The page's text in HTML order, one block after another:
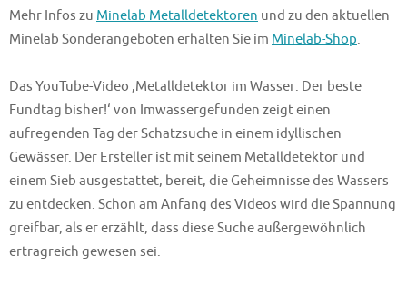
Mehr Infos zu Minelab Metalldetektoren und zu den aktuellen
Minelab Sonderangeboten erhalten Sie im Minelab-Shop.
Das YouTube-Video ‚Metalldetektor im Wasser: Der beste
Fundtag bisher!‘ von Imwassergefunden zeigt einen
aufregenden Tag der Schatzsuche in einem idyllischen
Gewässer. Der Ersteller ist mit seinem Metalldetektor und
einem Sieb ausgestattet, bereit, die Geheimnisse des Wassers
zu entdecken. Schon am Anfang des Videos wird die Spannung
greifbar, als er erzählt, dass diese Suche außergewöhnlich
ertragreich gewesen sei.